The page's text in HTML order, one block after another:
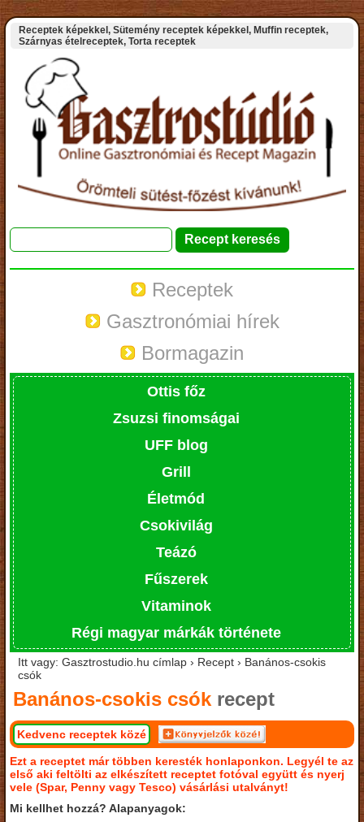
Receptek képekkel, Sütemény receptek képekkel, Muffin receptek,
Szárnyas ételreceptek, Torta receptek
Receptek
Gasztronómiai hírek
Bormagazin
Ottis főz
Zsuzsi finomságai
UFF blog
Grill
Életmód
Csokivilág
Teázó
Fűszerek
Vitaminok
Régi magyar márkák története
Itt vagy: Gasztrostudio.hu címlap › Recept › Banános-csokis
csók
Banános-csokis csók recept
Kedvenc receptek közé
Ezt a receptet már többen keresték honlaponkon. Legyél te az
első aki feltölti az elkészített receptet fotóval együtt és nyerj
vele (Spar, Penny vagy Tesco) vásárlási utalványt!
Mi kellhet hozzá? Alapanyagok: